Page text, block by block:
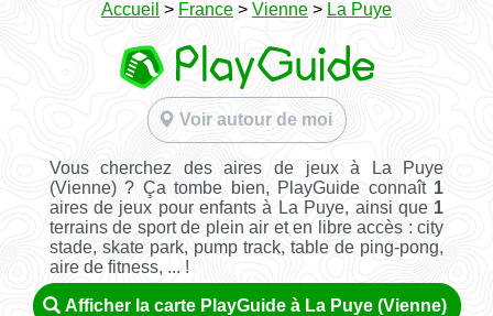
Accueil > France > Vienne > La Puye
Voir autour de moi
Vous cherchez des aires de jeux à La Puye
(Vienne) ? Ça tombe bien, PlayGuide connaît 1
aires de jeux pour enfants à La Puye, ainsi que 1
terrains de sport de plein air et en libre accès : city
stade, skate park, pump track, table de ping-pong,
aire de fitness, ... !
Afficher la carte PlayGuide à La Puye (Vienne)